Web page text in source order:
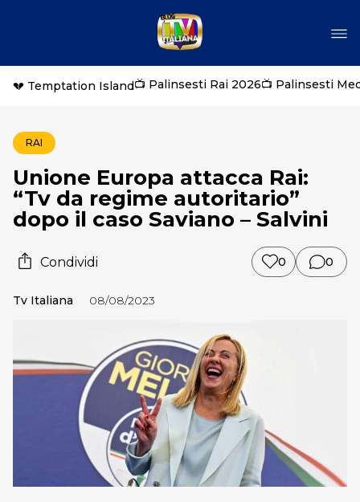
💔 Temptation Island📺 Palinsesti Rai 2026📺 Palinsesti
RAI
Unione Europa attacca Rai:
“Tv da regime autoritario”
dopo il caso Saviano – Salvini
Condividi 0 0
Tv Italiana 08/08/2023